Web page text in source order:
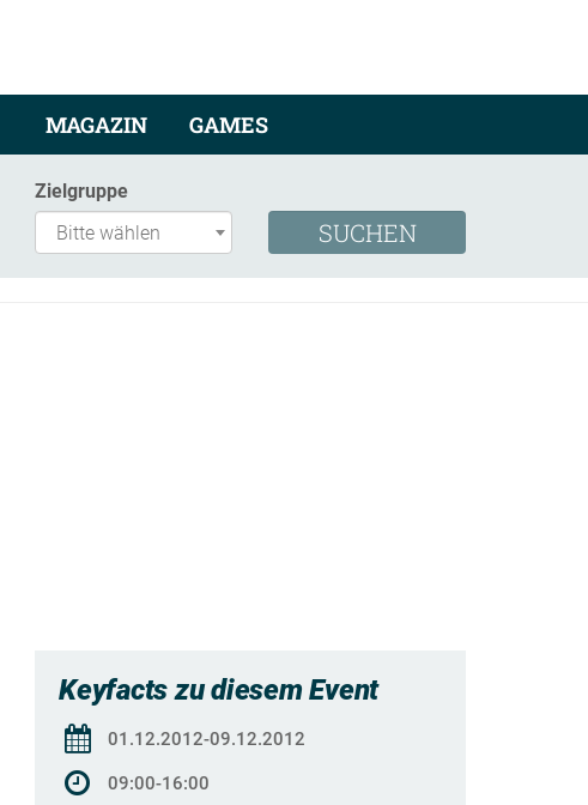
MAGAZIN GAMES
Zielgruppe
Keyfacts zu diesem Event
01.12.2012-09.12.2012
09:00-16:00